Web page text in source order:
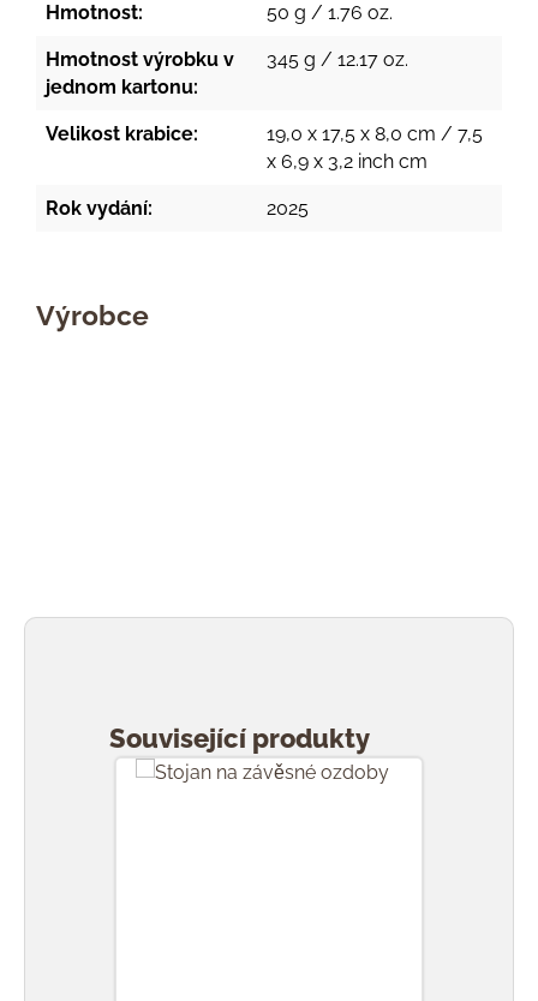
Hmotnost: 50 g / 1.76 oz.
Hmotnost výrobku v
jednom kartonu:
345 g / 12.17 oz.
Velikost krabice:
19,0 x 17,5 x 8,0 cm / 7,5
x 6,9 x 3,2 inch cm
Rok vydání: 2025
Výrobce
Související produkty